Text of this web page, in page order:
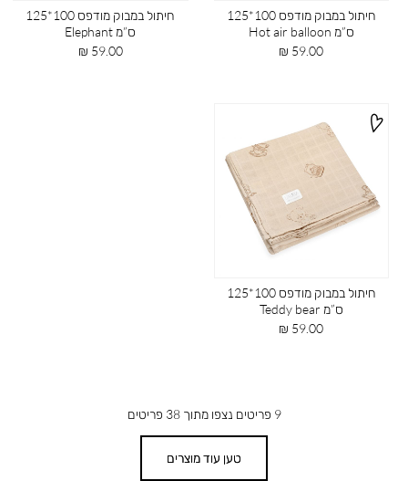
חיתול במבוק מודפס 100*125
ס”מ Hot air balloon
מחיר
59.00 ₪
חיתול במבוק מודפס 100*125
ס”מ Elephant
מחיר
59.00 ₪
חיתול במבוק מודפס 100*125
ס”מ Teddy bear
מחיר
59.00 ₪
9 פריטים נצפו מתוך38 פריטים
טען עוד מוצרים